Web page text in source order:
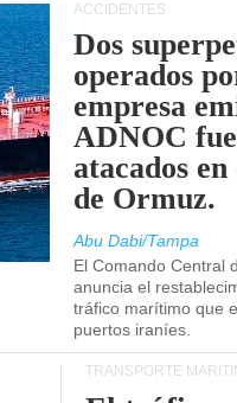
ACCIDENTES
Dos
operados
empresa
ADNOC
atacados
de Ormuz.
Abu Dabi/Tampa
El Comando Central
anuncia el
tráfico marítimo que
puertos iraníes.
TRANSPORTE